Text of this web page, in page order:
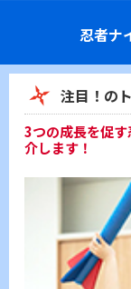
忍者ナ
注目！の
3つの成長を促
介します！